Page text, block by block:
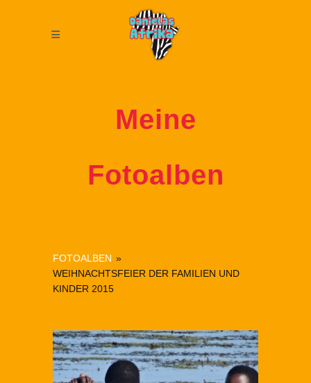
Meine
Fotoalben
FOTOALBEN »
WEIHNACHTSFEIER DER FAMILIEN UND
KINDER 2015